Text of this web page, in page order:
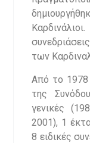
των
Από το 1978
της
γενικές
2001), 1
8 ειδικές